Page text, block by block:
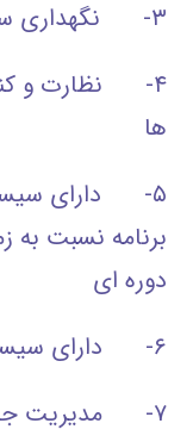
۳- نگهداری سوابق ارتباط پرسنل با مشتریان
۴- نظارت و
ها
۵- دارای
برنامه نسبت به
دوره ای
۶- دارای سیستم تنظیم قرار ملاقات
۷- مدیریت جلسات و افراد شرکت کن